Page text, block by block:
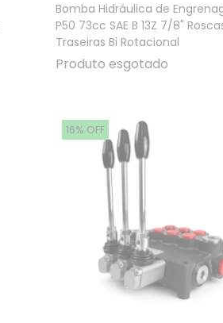
Bomba Hidráulica de
P50 73cc SAE B 13Z 7/8"
Traseiras Bi Rotacional
Produto esgotado
16% OFF